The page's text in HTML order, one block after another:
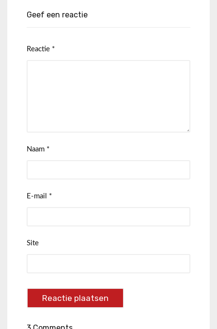
Geef een reactie
Reactie *
Naam *
E-mail *
Site